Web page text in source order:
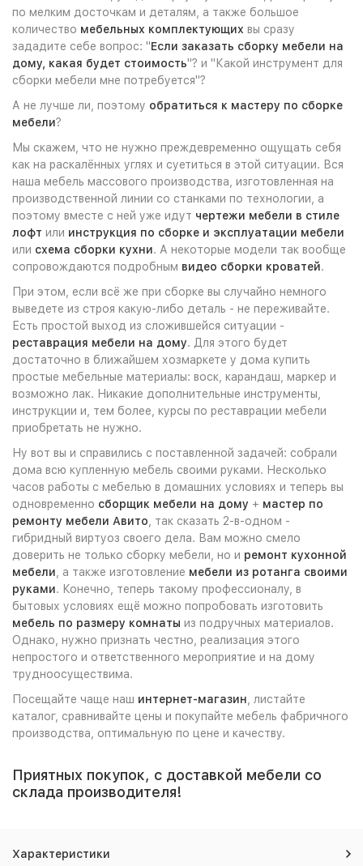
по мелким досточкам и деталям, а также большое
количество мебельных комплектующих вы сразу
зададите себе вопрос: "Если заказать сборку мебели на
дому, какая будет стоимость"? и "Какой инструмент для
сборки мебели мне потребуется"?
А не лучше ли, поэтому обратиться к мастеру по сборке
мебели?
Мы скажем, что не нужно преждевременно ощущать себя
как на раскалённых углях и суетиться в этой ситуации. Вся
наша мебель массового производства, изготовленная на
производственной линии со станками по технологии, а
поэтому вместе с ней уже идут чертежи мебели в стиле
лофт или инструкция по сборке и эксплуатации мебели
или схема сборки кухни. А некоторые модели так вообще
сопровождаются подробным видео сборки кроватей.
При этом, если всё же при сборке вы случайно немного
выведете из строя какую-либо деталь - не переживайте.
Есть простой выход из сложившейся ситуации -
реставрация мебели на дому. Для этого будет
достаточно в ближайшем хозмаркете у дома купить
простые мебельные материалы: воск, карандаш, маркер и
возможно лак. Никакие дополнительные инструменты,
инструкции и, тем более, курсы по реставрации мебели
приобретать не нужно.
Ну вот вы и справились с поставленной задачей: собрали
дома всю купленную мебель своими руками. Несколько
часов работы с мебелью в домашних условиях и теперь вы
одновременно сборщик мебели на дому + мастер по
ремонту мебели Авито , так сказать 2-в-одном -
гибридный виртуоз своего дела. Вам можно смело
доверить не только сборку мебели, но и ремонт кухонной
мебели , а также изготовление мебели из ротанга своими
руками. Конечно, теперь такому профессионалу, в
бытовых условиях ещё можно попробовать изготовить
мебель по размеру комнаты из подручных материалов.
Однако, нужно признать честно, реализация этого
непростого и ответственного мероприятие и на дому
трудноосуществима.
Посещайте чаще наш интернет-магазин , листайте
каталог, сравнивайте цены и покупайте мебель фабричного
производства, оптимальную по цене и качеству.
Приятных покупок, с доставкой мебели со
склада производителя!
Характеристики